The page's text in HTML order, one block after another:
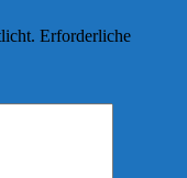
Erforderliche